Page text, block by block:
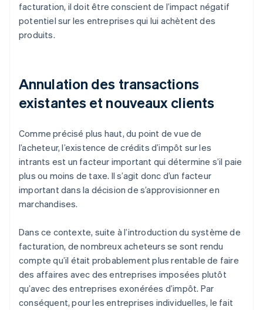
facturation, il doit être conscient de l’impact négatif
potentiel sur les entreprises qui lui achètent des
produits.
Annulation des transactions
existantes et nouveaux clients
Comme précisé plus haut, du point de vue de
l’acheteur, l’existence de crédits d’impôt sur les
intrants est un facteur important qui détermine s’il paie
plus ou moins de taxe. Il s’agit donc d’un facteur
important dans la décision de s’approvisionner en
marchandises.
Dans ce contexte, suite à l’introduction du système de
facturation, de nombreux acheteurs se sont rendu
compte qu’il était probablement plus rentable de faire
des affaires avec des entreprises imposées plutôt
qu’avec des entreprises exonérées d’impôt. Par
conséquent, pour les entreprises individuelles, le fait